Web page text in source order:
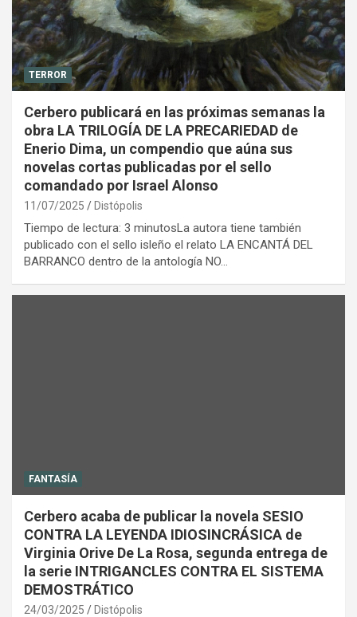
TERROR
Cerbero publicará en las próximas semanas la
obra LA TRILOGÍA DE LA PRECARIEDAD de
Enerio Dima, un compendio que aúna sus
novelas cortas publicadas por el sello
comandado por Israel Alonso
11/07/2025 Distópolis
Tiempo de lectura: 3 minutosLa autora tiene también
publicado con el sello isleño el relato LA ENCANTÁ DEL
BARRANCO dentro de la antología NO…
FANTASÍA
Cerbero acaba de publicar la novela SESIO
CONTRA LA LEYENDA IDIOSINCRÁSICA de
Virginia Orive De La Rosa, segunda entrega de
la serie INTRIGANCLES CONTRA EL SISTEMA
DEMOSTRÁTICO
24/03/2025 Distópolis